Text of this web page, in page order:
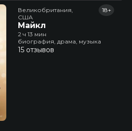
Великобритания,
США
Майкл
18+
2 ч 13 мин
биография, драма, музыка
15 отзывов